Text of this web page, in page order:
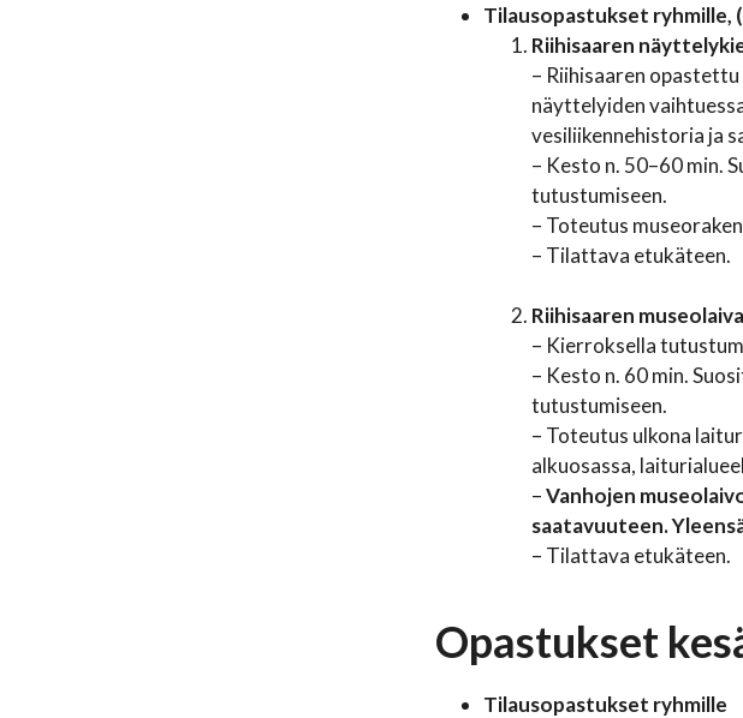
Tilausopastukset ryhmille,
Riihisaaren
– Riihisaaren
näyttelyiden
vesiliikennehistoria ja
– Kesto n. 50–60 min.
tutustumiseen.
– Toteutus
– Tilattava etukäteen.
Riihisaaren
– Kierroksella
– Kesto n. 60 min.
tutustumiseen.
– Toteutus ulkona
alkuosassa,
–Vanhojen
saatavuuteen.
– Tilattava etukäteen.
Opastukset
Tilausopastukset ryhmille